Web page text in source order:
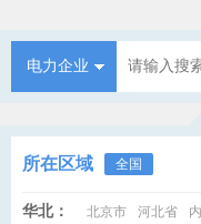
电力企业
所在区域 全国
华北： 北京市 河北省